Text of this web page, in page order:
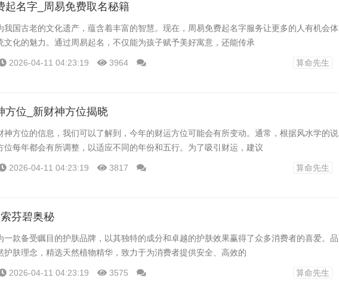
起名字_周易免费取名秘籍
我国古老的文化遗产，蕴含着丰富的智慧。现在，周易免费起名字服务让更多的人有机会体
文化的魅力。通过周易起名，不仅能为孩子赋予美好寓意，还能传承
2026-04-11 04:23:19 3964 算命先生
方位_新财神方位揭晓
神方位的信息，我们可以了解到，今年的财运方位可能会有所变动。通常，根据风水学的说
位每年都会有所调整，以适应不同的年份和五行。为了吸引财运，建议
2026-04-11 04:23:19 3817 算命先生
芬碧奥秘
一款备受瞩目的护肤品牌，以其独特的成分和卓越的护肤效果赢得了众多消费者的喜爱。品
护肤理念，精选天然植物精华，致力于为消费者提供安全、高效的
2026-04-11 04:23:19 3575 算命先生